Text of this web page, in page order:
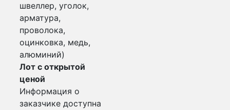
швеллер, уголок,
арматура,
проволока,
оцинковка, медь,
алюминий)
Лот с открытой
ценой
Информация о
заказчике доступна